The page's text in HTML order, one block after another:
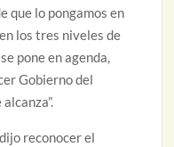
que lo pongamos en
los tres niveles de
pone en agenda,
Gobierno del
reconocer el